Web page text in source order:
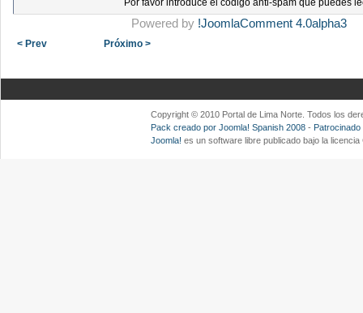
Por favor introduce el código anti-spam que puedes
Powered by !JoomlaComment 4.0alpha3
< Prev Próximo >
Copyright © 2010 Portal de Lima Norte. Todos los
Pack creado por Joomla! Spanish 2008 -
Joomla! es un software libre publicado bajo la licencia